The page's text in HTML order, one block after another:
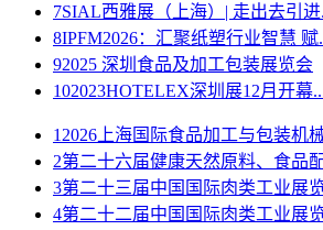
7SIAL西雅展（上海）| 走出去引进
8IPFM2026：汇聚纸塑行业智慧 赋
92025 深圳食品及加工包装展览会
102023HOTELEX深圳展12月开幕
1 2026上海国际食品加工与包装机
2第二十六届健康天然原料、食品
3第二十三届中国国际肉类工业展
4第二十二届中国国际肉类工业展